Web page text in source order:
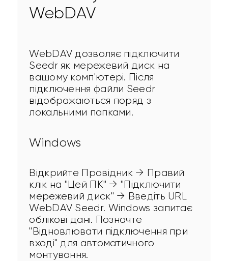
WebDAV
WebDAV дозволяє підключити
Seedr як мережевий диск на
вашому комп'ютері. Після
підключення файли Seedr
відображаються поряд з
локальними папками.
Windows
Відкрийте Провідник → Правий
клік на "Цей ПК" → "Підключити
мережевий диск" → Введіть URL
WebDAV Seedr. Windows запитає
облікові дані. Позначте
"Відновлювати підключення при
вході" для автоматичного
монтування.